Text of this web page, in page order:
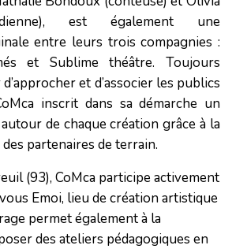
est également une
entre leurs trois compagnies :
et Sublime théâtre. Toujours
et d’associer les publics
inscrit dans sa démarche un
de chaque création grâce à la
partenaires de terrain.
(93), CoMca participe activement
Emoi, lieu de création artistique
permet également à la
des ateliers pédagogiques en